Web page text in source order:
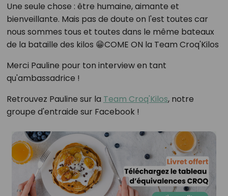
Une seule chose : être humaine, aimante et
bienveillante. Mais pas de doute on l'est toutes car
nous sommes tous et toutes dans le même bateaux
de la bataille des kilos 😁COME ON la Team Croq'Kilos
Merci Pauline pour ton interview en tant
qu'ambassadrice !
Retrouvez Pauline sur la Team Croq'Kilos, notre
groupe d'entraide sur Facebook !